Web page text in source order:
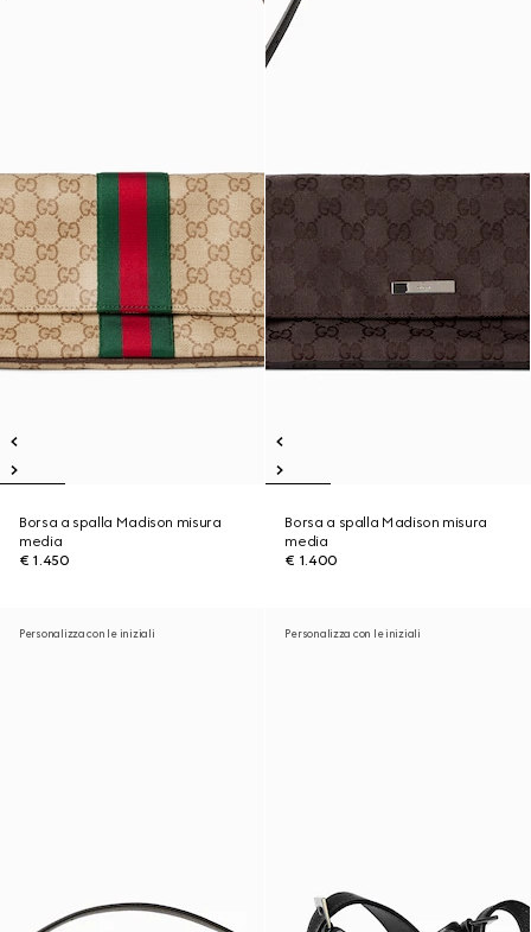
Borsa a spalla Madison misura
media
€ 1.450
Borsa a spalla Madison misura
media
€ 1.400
Personalizza con le iniziali Personalizza con le iniziali